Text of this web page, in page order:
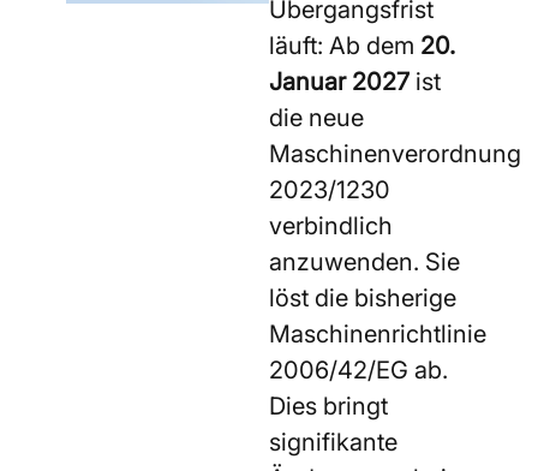
Übergangsfrist
läuft: Ab dem 20.
Januar 2027 ist
die neue
Maschinenverordnung
2023/1230
verbindlich
anzuwenden. Sie
löst die bisherige
Maschinenrichtlinie
2006/42/EG ab.
Dies bringt
signifikante